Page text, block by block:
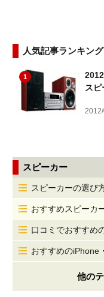
人気記事ランキング
1
ス
スピーカー
スピーカーの選び
おすすめスピーカ
口コミでおすすめ
おすすめのiPhone
他の